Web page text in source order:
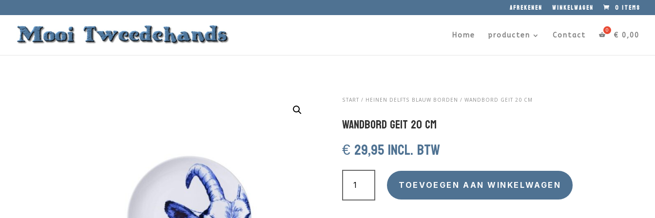
afrekenen winkelwagen 0 items
Home producten Contact € 0,00
START / HEINEN DELFTS BLAUW BORDEN / WANDBORD GEIT 20 CM
Wandbord Geit 20 cm
€29,95incl. btw
Wandbord
Geit
20
TOEVOEGEN AAN WINKELWAGEN